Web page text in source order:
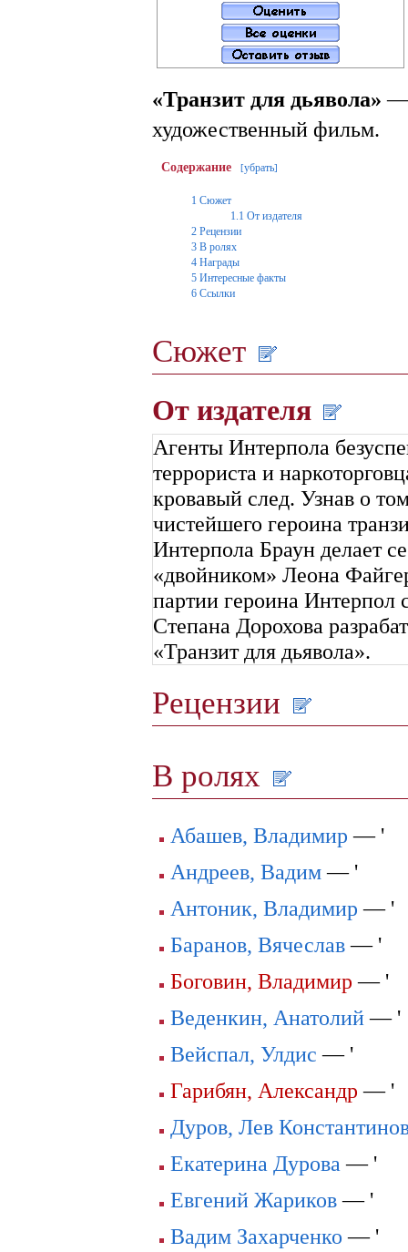
«Транзит для дьявола» —
художественный фильм.
Содержание [убрать]
1 Сюжет
1.1 От издателя
2 Рецензии
3 В ролях
4 Награды
5 Интересные факты
6 Ссылки
Сюжет
От издателя
Агенты Интерпола
террориста и
кровавый след. Узнав о
чистейшего героина
Интерпола Браун делает
«двойником» Леона
партии героина Интерпол
Степана Дорохова
«Транзит для дьявола».
Рецензии
В ролях
Абашев, Владимир — '
Андреев, Вадим— '
Антоник, Владимир — '
Баранов, Вячеслав— '
Боговин, Владимир — '
Веденкин, Анатолий— '
Вейспал, Улдис — '
Гарибян, Александр — '
Дуров, Лев
Екатерина Дурова — '
Евгений Жариков— '
Вадим Захарченко — '